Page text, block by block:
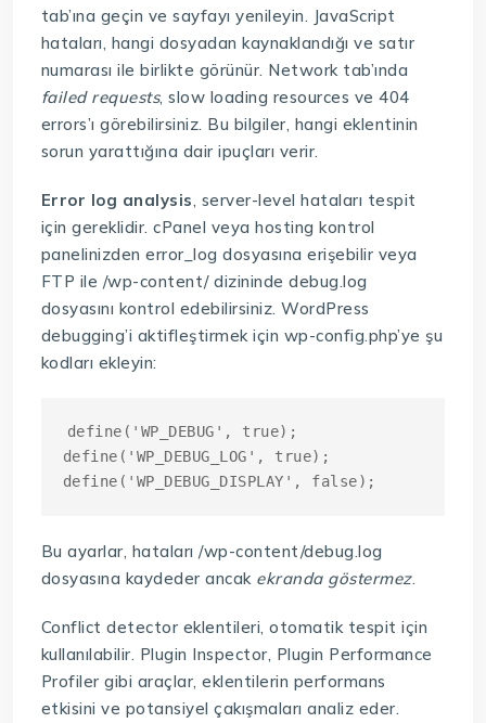
tab’ına geçin ve sayfayı yenileyin. JavaScript
hataları, hangi dosyadan kaynaklandığı ve satır
numarası ile birlikte görünür. Network tab’ında
failed requests, slow loading resources ve 404
errors’ı görebilirsiniz. Bu bilgiler, hangi eklentinin
sorun yarattığına dair ipuçları verir.
Error log analysis, server-level hataları tespit
için gereklidir. cPanel veya hosting kontrol
panelinizden error_log dosyasına erişebilir veya
FTP ile /wp-content/ dizininde debug.log
dosyasını kontrol edebilirsiniz. WordPress
debugging’i aktifleştirmek için wp-config.php’ye şu
kodları ekleyin:
define('WP_DEBUG', true);
define('WP_DEBUG_LOG', true);
Bu ayarlar, hataları /wp-content/debug.log
dosyasına kaydeder ancak ekranda göstermez.
Conflict detector eklentileri, otomatik tespit için
kullanılabilir. Plugin Inspector, Plugin Performance
Profiler gibi araçlar, eklentilerin performans
etkisini ve potansiyel çakışmaları analiz eder.